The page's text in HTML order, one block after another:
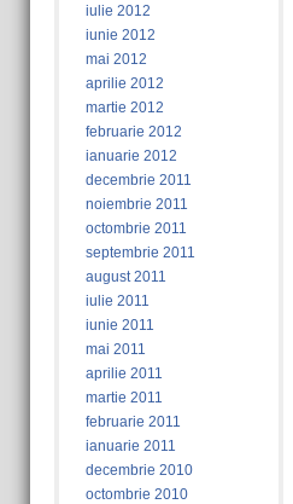
iulie 2012
iunie 2012
mai 2012
aprilie 2012
martie 2012
februarie 2012
ianuarie 2012
decembrie 2011
noiembrie 2011
octombrie 2011
septembrie 2011
august 2011
iulie 2011
iunie 2011
mai 2011
aprilie 2011
martie 2011
februarie 2011
ianuarie 2011
decembrie 2010
octombrie 2010